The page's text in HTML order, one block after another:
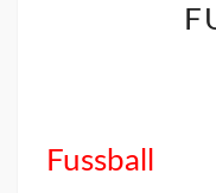
Fussball